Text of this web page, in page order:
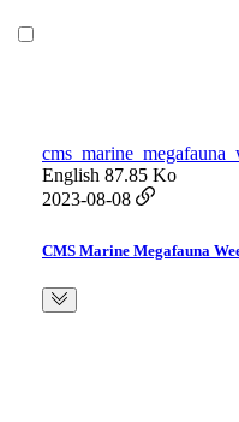
English 87.85 Ko
2023-08-08
CMS Marine Megafauna